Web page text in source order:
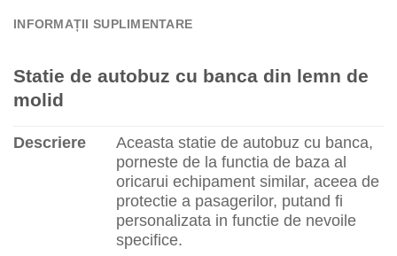
INFORMAȚII SUPLIMENTARE
Statie de autobuz cu banca din lemn de
molid
Descriere
Aceasta statie de autobuz cu banca,
porneste de la functia de baza al
oricarui echipament similar, aceea de
protectie a pasagerilor, putand fi
personalizata in functie de nevoile
specifice.